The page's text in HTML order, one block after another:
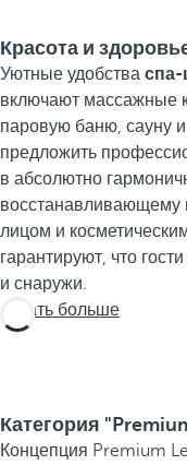
Красота и
Уютные удобства спа-
включают массажные
паровую баню, сауну
предложить
в абсолютно
восстанавливающему
лицом и
гарантируют, что
и снаружи.
Узнать больше
Категория
Концепция Premium